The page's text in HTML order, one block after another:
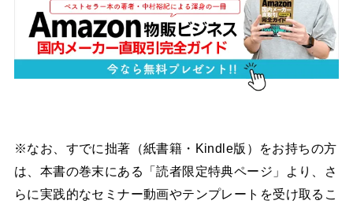
※なお、すでに拙著（紙書籍・Kindle版）をお持ちの方
は、本書の巻末にある「読者限定特典ページ」より、さ
らに実践的なセミナー動画やテンプレートを受け取るこ